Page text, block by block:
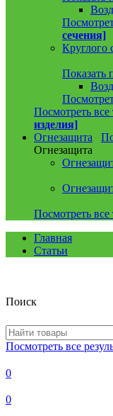
сечения]
Круглого
Показать
Посмотреть все
изделия]
Огнезащита
Огнезащита
Посмотреть все
Главная
Статьи
Поиск
Посмотреть все
0
0